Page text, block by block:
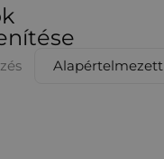
Alapértelmezett